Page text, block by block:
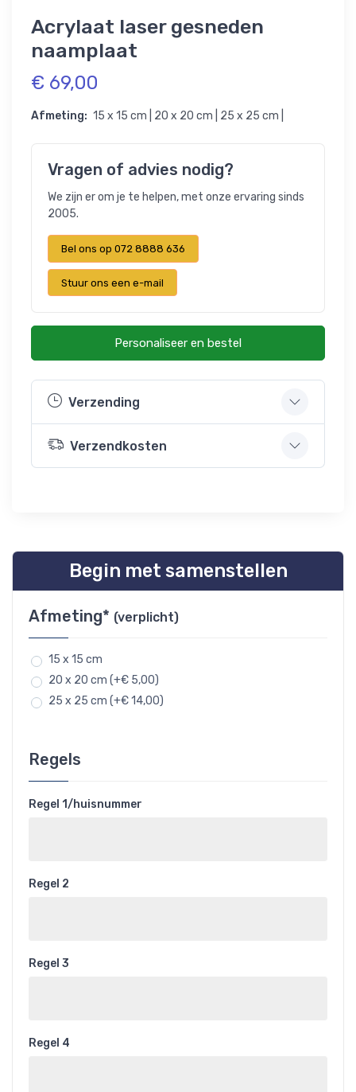
Acrylaat laser gesneden
naamplaat
€ 69,00
Afmeting: 15 x 15 cm | 20 x 20 cm | 25 x 25 cm |
Vragen of advies nodig?
We zijn er om je te helpen, met onze ervaring sinds
2005.
Bel ons op 072 8888 636
Stuur ons een e-mail
Personaliseer en bestel
Verzending
Verzendkosten
Begin met samenstellen
Afmeting* (verplicht)
15 x 15 cm
20 x 20 cm (+€ 5,00)
25 x 25 cm (+€ 14,00)
Regels
Regel 1/huisnummer
Regel 2
Regel 3
Regel 4